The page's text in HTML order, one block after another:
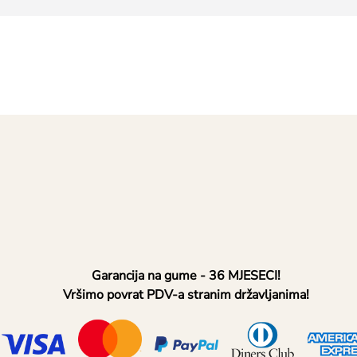
Garancija na gume - 36 MJESECI!
Vršimo povrat PDV-a stranim državljanima!